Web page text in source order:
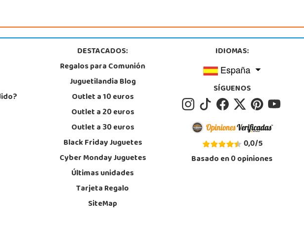
DESTACADOS:
Regalos para Comunión
Juguetilandia Blog
Outlet a 10 euros
Outlet a 20 euros
Outlet a 30 euros
Black Friday Juguetes
Cyber Monday Juguetes
Últimas unidades
Tarjeta Regalo
SiteMap
IDIOMAS:
España
SÍGUENOS
0,0/5
Basado en0opiniones